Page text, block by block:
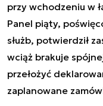
przy wchodzeniu w
Panel piąty,
służb, potwierdził
wciąż brakuje
przełożyć
zaplanowane